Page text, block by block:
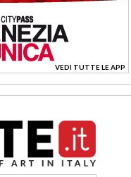
VEDI TUTTE LE APP
>